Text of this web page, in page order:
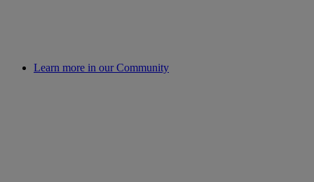
Learn more in our Community